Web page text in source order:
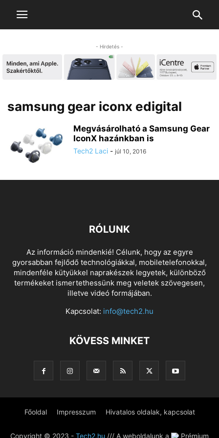
- Hirdetés -
samsung gear iconx edigital
Megvásárolható a Samsung Gear
IconX hazánkban is
Tech2 Laci - júl 10, 2016
RÓLUNK
Az információ mindenkié! Célunk, hogy az egyre
gyorsabban fejlődő technológiákkal, mobiletelefonokkal,
mindenféle kütyükkel naprakészek legyetek, különböző
termékeket ismertethessünk meg veletek szövegesen,
illetve videó formájában.
Kapcsolat: info@tech2.hu
KÖVESS MINKET
Főoldal Impresszum Hivatalos oldalak, kapcsolat
Copyright © 2023 - Tech2.hu /// A weboldalunk a Prémium